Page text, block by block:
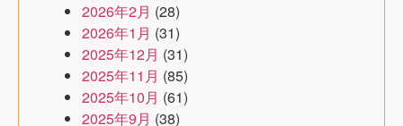
2026年2月 (28)
2026年1月 (31)
2025年12月 (31)
2025年11月 (85)
2025年10月 (61)
2025年9月 (38)